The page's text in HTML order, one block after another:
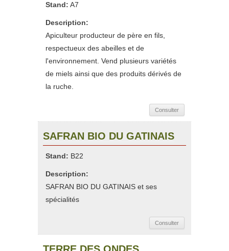
Stand: A7
Description:
Apiculteur producteur de père en fils,
respectueux des abeilles et de
l'environnement. Vend plusieurs variétés
de miels ainsi que des produits dérivés de
la ruche.
Consulter
SAFRAN BIO DU GATINAIS
Stand: B22
Description:
SAFRAN BIO DU GATINAIS et ses
spécialités
Consulter